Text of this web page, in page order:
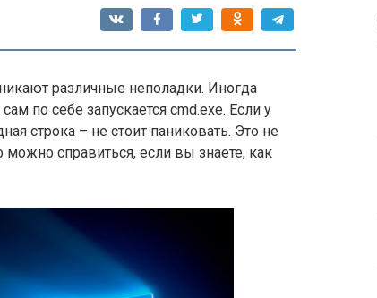
различные неполадки. Иногда
по себе запускается cmd.exe. Если у
строка – не стоит паниковать. Это не
справиться, если вы знаете, как